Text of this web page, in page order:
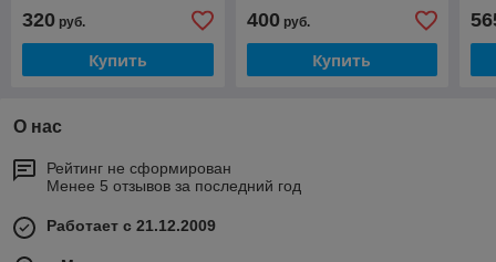
320 руб.
Купить
400руб.
Купить
О нас
Рейтинг не сформирован
Менее 5 отзывов за последний год
Работает с 21.12.2009